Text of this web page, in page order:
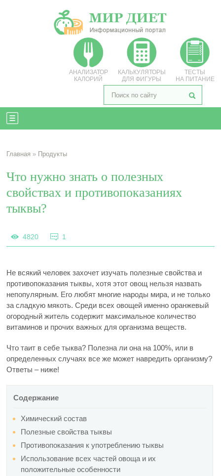
АНАЛИЗАТОР
КАЛОРИЙ
КАЛЬКУЛЯТОРЫ
ДЛЯ ФИГУРЫ
ТЕСТЫ
НА ПИТАНИЕ
Главная » Продукты
Что нужно знать о полезных
свойствах и противопоказаниях
тыквы?
4820 1
Не всякий человек захочет изучать полезные свойства и
противопоказания тыквы, хотя этот овощ нельзя назвать
непопулярным. Его любят многие народы мира, и не только
за сладкую мякоть. Среди всех овощей именно оранжевый
огородный житель содержит максимальное количество
витаминов и прочих важных для организма веществ.
Что таит в себе тыква? Полезна ли она на 100%, или в
определенных случаях все же может навредить организму?
Ответы – ниже!
Содержание
Химический состав
Полезные свойства тыквы
Противопоказания к употреблению тыквы
Использование всех частей овоща и их
положительные особенности